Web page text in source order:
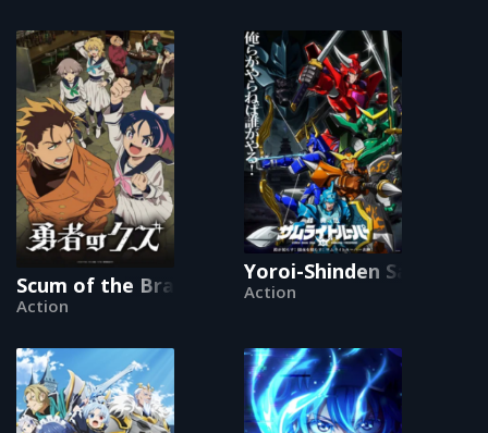
Scum of the Brave
Action
Yoroi-Shinden Samurai
Action